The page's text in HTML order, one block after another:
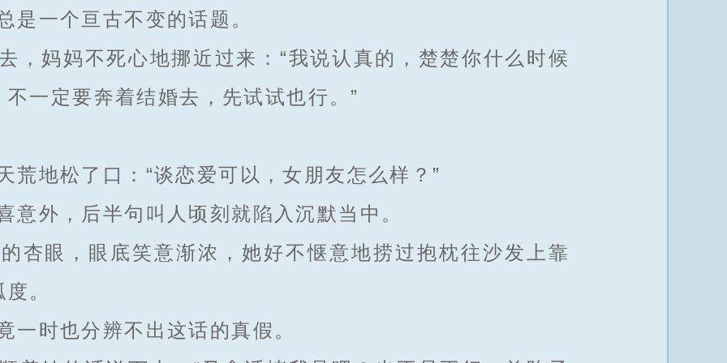
一个亘古不变的话题。
妈妈不死心地挪近过来：“我说认真的，楚楚你什么时候
一定要奔着结婚去，先试试也行。”
地松了口：“谈恋爱可以，女朋友怎么样？”
外，后半句叫人顷刻就陷入沉默当中。
眼，眼底笑意渐浓，她好不惬意地捞过抱枕往沙发上靠
。
时也分辨不出这话的真假。